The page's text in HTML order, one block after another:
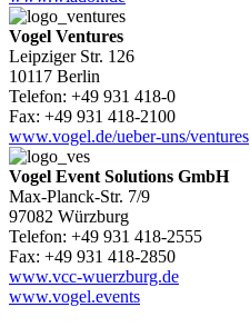
Vogel Ventures
Leipziger Str. 126
10117 Berlin
Telefon: +49 931 418-0
Fax: +49 931 418-2100
www.vogel.de/ueber-uns/ventures
Vogel Event Solutions GmbH
Max-Planck-Str. 7/9
97082 Würzburg
Telefon: +49 931 418-2555
Fax: +49 931 418-2850
www.vcc-wuerzburg.de
www.vogel.events